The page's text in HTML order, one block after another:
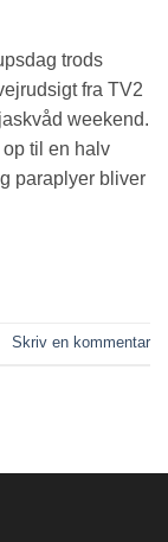
trods
fra TV2
weekend.
op til en halv
paraplyer bliver
Skriv en kommentar